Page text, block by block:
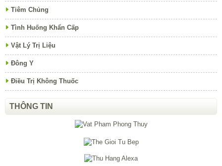
Tiêm Chủng
Tình Huống Khẩn Cấp
Vật Lý Trị Liệu
Đông Y
Điều Trị Không Thuốc
THÔNG TIN